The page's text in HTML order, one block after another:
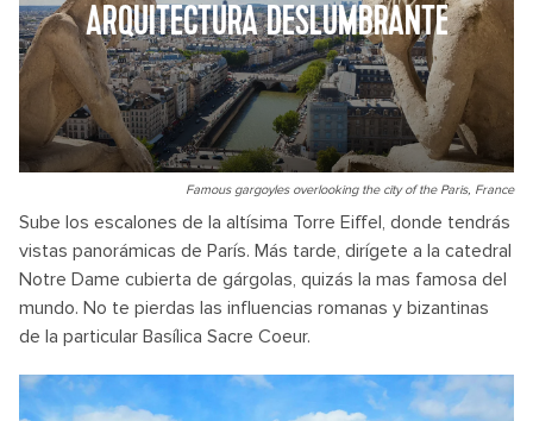
ARQUITECTURA DESLUMBRANTE
Famous gargoyles overlooking the city of the Paris, France
Sube los escalones de la altísima Torre Eiffel, donde tendrás
vistas panorámicas de París. Más tarde, dirígete a la catedral
Notre Dame cubierta de gárgolas, quizás la mas famosa del
mundo. No te pierdas las influencias romanas y bizantinas
de la particular Basílica Sacre Coeur.